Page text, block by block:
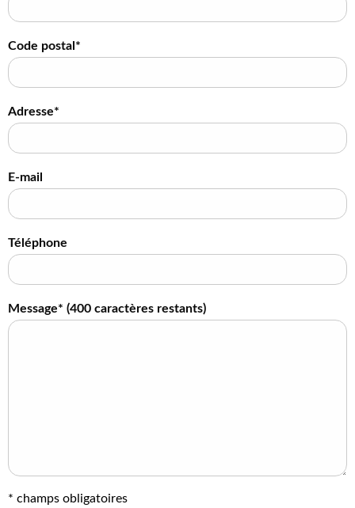
Code postal*
Adresse*
E-mail
Téléphone
Message* (400 caractères restants)
* champs obligatoires